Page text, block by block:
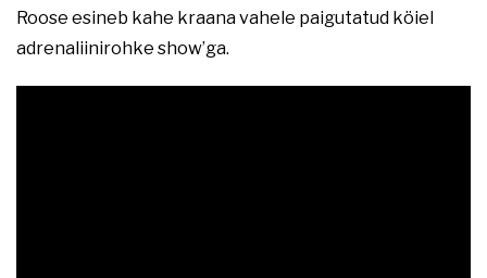
Roose esineb kahe kraana vahele paigutatud köiel
adrenaliinirohke show’ga.